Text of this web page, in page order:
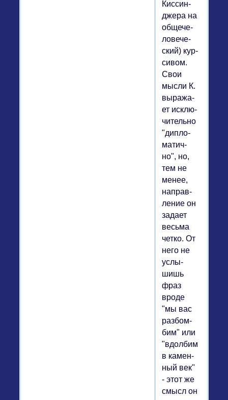
Кис­син­
дже­ра на
об­ще­че­
ло­ве­че­
ский) кур­
си­вом.
Свои
мысли К.
вы­ра­жа­
ет ис­клю­
чи­тель­но
"ди­пло­
ма­тич­
но", но,
тем не
менее,
на­прав­
ле­ние он
задает
весьма
четко. От
него не
услы­
шишь
фраз
вроде
"мы вас
раз­бом­
бим" или
"вдол­бим
в ка­мен­
ный век"
- этот же
смысл он